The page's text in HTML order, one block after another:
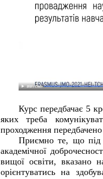
Курс передбачає 5
яких треба
проходження передбачено
Приємно те, що під
академічної
вищої освіти, вказано
орієнтуватись на